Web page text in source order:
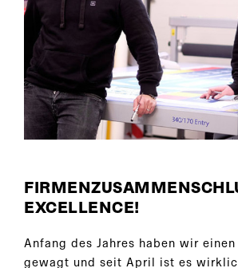
EXCELLENCE!
Anfang des Jahres haben wir
gewagt und seit April ist es